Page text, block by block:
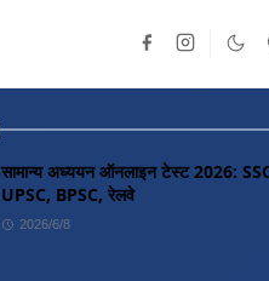
सामान्य अध्ययन ऑनलाइन टेस्ट 2026:
UPSC, BPSC, रेलवे
2026/6/8